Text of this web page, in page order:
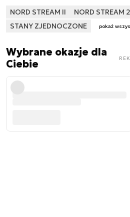
NORD STREAM II NORD STREAM 2
STANY ZJEDNOCZONE
pokaż
Wybrane okazje dla
Ciebie